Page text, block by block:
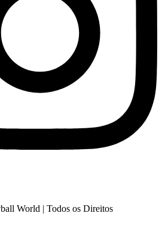
World | Todos os Direitos